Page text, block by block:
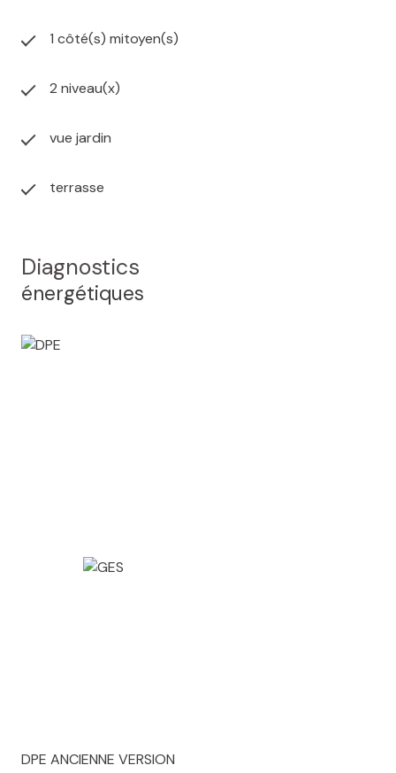
1 côté(s) mitoyen(s)
2 niveau(x)
vue jardin
terrasse
Diagnostics
énergétiques
DPE ANCIENNE VERSION